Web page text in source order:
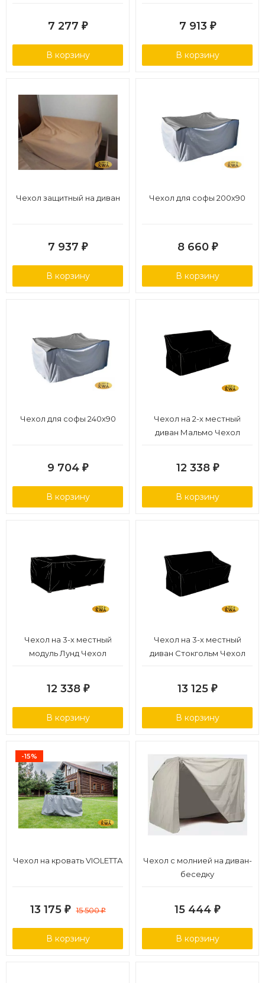
7 277 ₽
В корзину
7 913 ₽
В корзину
Чехол защитный на диван
7 937 ₽
В корзину
Чехол для софы 200х90
8 660 ₽
В корзину
Чехол для софы 240х90
9 704 ₽
В корзину
Чехол на 2-х местный
диван Мальмо Чехол
12 338 ₽
В корзину
Чехол на 3-х местный
модуль Лунд Чехол
12 338 ₽
В корзину
Чехол на 3-х местный
диван Стокгольм Чехол
13 125 ₽
В корзину
-15%
Чехол на кровать VIOLETTA
13 175 ₽ 15 500₽
В корзину
Чехол с молнией на диван-
беседку
15 444 ₽
В корзину